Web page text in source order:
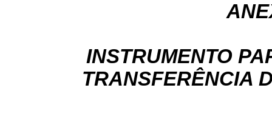
INSTRUMENTO
TRANSFERÊNCIA